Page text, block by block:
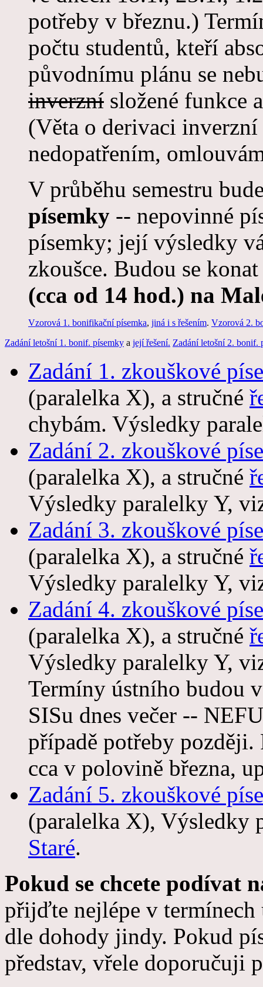
potřeby v březnu.)
počtu studentů, kteří
původnímu plánu se
inverzní složené funkce
(Věta o derivaci inverzní
nedopatřením,
V průběhu semestru
písemky -- nepovinné
písemky; její výsledky
zkoušce. Budou se
(cca od 14 hod.) na
Vzorová 1. bonifikační písemka, jiná i s řešením. Vzorová 2.
Zadání letošní 1. bonif. písemky a její řešení. Zadání letošní 2. bonif.
Zadání 1. zkouškové
(paralelka X), a stručné
chybám. Výsledky
Zadání 2. zkouškové
(paralelka X), a stručné
Výsledky paralelky Y,
Zadání 3. zkouškové
(paralelka X), a stručné
Výsledky paralelky Y,
Zadání 4. zkouškové
(paralelka X), a stručné
Výsledky paralelky Y,
Termíny ústního budou
SISu dnes večer --
případě potřeby
cca v polovině března,
Zadání 5. zkouškové
(paralelka X), Výsledky
Staré.
Pokud se chcete podívat
přijďte nejlépe v
dle dohody jindy. Pokud
představ, vřele doporučuji